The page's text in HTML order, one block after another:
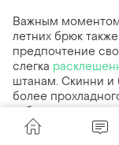
Важным
летних брюк
предпочтение
слегка
штанам. Скинни и
более
избежать духоты,
чтобы не